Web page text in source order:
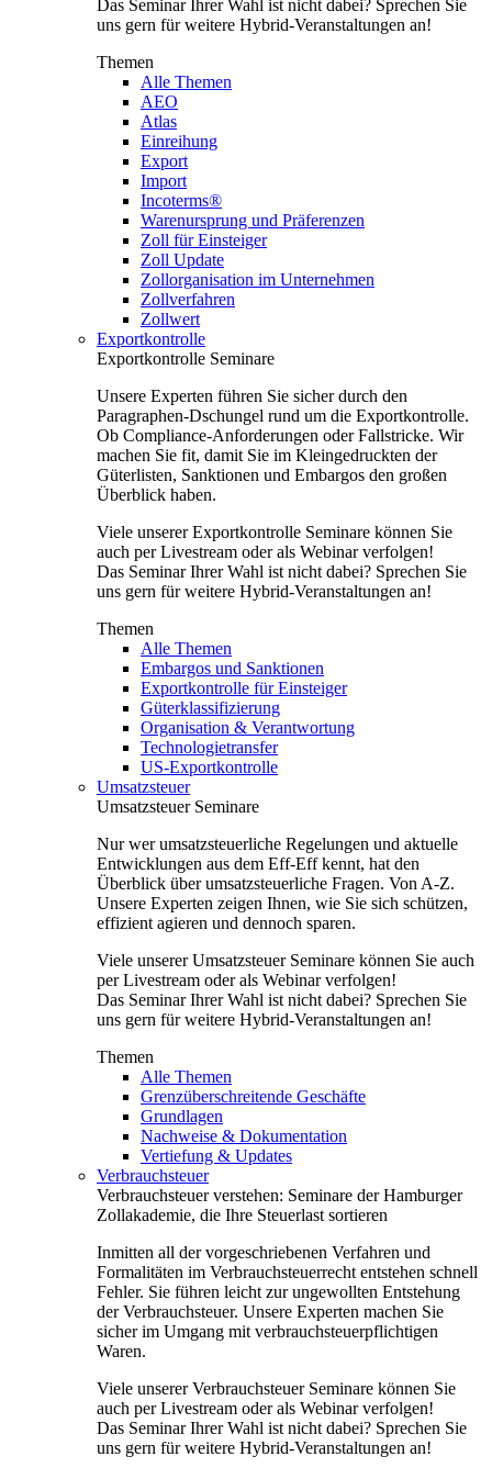
Das Seminar Ihrer Wahl ist nicht dabei? Sprechen Sie
uns gern für weitere Hybrid-Veranstaltungen an!
Themen
Alle Themen
AEO
Atlas
Einreihung
Export
Import
Incoterms®
Warenursprung und Präferenzen
Zoll für Einsteiger
Zoll Update
Zollorganisation im Unternehmen
Zollverfahren
Zollwert
Exportkontrolle
Exportkontrolle Seminare
Unsere Experten führen Sie sicher durch den
Paragraphen-Dschungel rund um die Exportkontrolle.
Ob Compliance-Anforderungen oder Fallstricke. Wir
machen Sie fit, damit Sie im Kleingedruckten der
Güterlisten, Sanktionen und Embargos den großen
Überblick haben.
Viele unserer Exportkontrolle Seminare können Sie
auch per Livestream oder als Webinar verfolgen!
Das Seminar Ihrer Wahl ist nicht dabei? Sprechen Sie
uns gern für weitere Hybrid-Veranstaltungen an!
Themen
Alle Themen
Embargos und Sanktionen
Exportkontrolle für Einsteiger
Güterklassifizierung
Organisation & Verantwortung
Technologietransfer
US-Exportkontrolle
Umsatzsteuer
Umsatzsteuer Seminare
Nur wer umsatzsteuerliche Regelungen und aktuelle
Entwicklungen aus dem Eff-Eff kennt, hat den
Überblick über umsatzsteuerliche Fragen. Von A-Z.
Unsere Experten zeigen Ihnen, wie Sie sich schützen,
effizient agieren und dennoch sparen.
Viele unserer Umsatzsteuer Seminare können Sie auch
per Livestream oder als Webinar verfolgen!
Das Seminar Ihrer Wahl ist nicht dabei? Sprechen Sie
uns gern für weitere Hybrid-Veranstaltungen an!
Themen
Alle Themen
Grenzüberschreitende Geschäfte
Grundlagen
Nachweise & Dokumentation
Vertiefung & Updates
Verbrauchsteuer
Verbrauchsteuer verstehen: Seminare der Hamburger
Zollakademie, die Ihre Steuerlast sortieren
Inmitten all der vorgeschriebenen Verfahren und
Formalitäten im Verbrauchsteuerrecht entstehen schnell
Fehler. Sie führen leicht zur ungewollten Entstehung
der Verbrauchsteuer. Unsere Experten machen Sie
sicher im Umgang mit verbrauchsteuerpflichtigen
Waren.
Viele unserer Verbrauchsteuer Seminare können Sie
auch per Livestream oder als Webinar verfolgen!
Das Seminar Ihrer Wahl ist nicht dabei? Sprechen Sie
uns gern für weitere Hybrid-Veranstaltungen an!